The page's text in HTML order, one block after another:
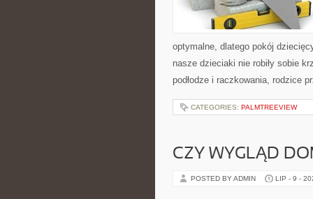
optymalne, dlatego pokój
nasze dzieciaki nie robiły sobie
podłodze i raczkowania, rodzice
CATEGORIES: PALMTREEVIEW
CZY WYGLĄD
POSTED BY ADMIN LIP - 9 -